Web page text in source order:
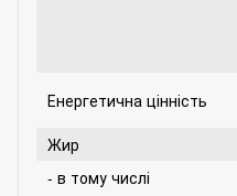
Енергетична цінність
Жир
- в тому числі